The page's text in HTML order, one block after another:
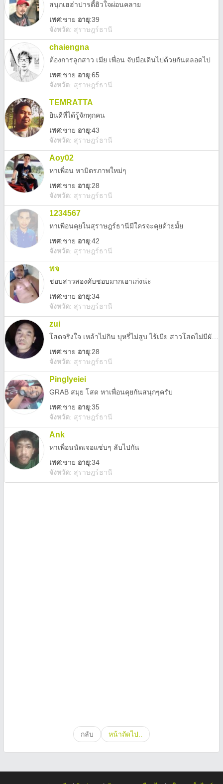
สนุกเฮฮ่าปารตี้ฮิวใจผ่อนคลาย
เพศ:ชาย อายุ:39
จังหวัด: สุราษฎร์ธานี
chaiengna
ต้องการลูกสาว​ เมีย​ เพื่อน​ จับมือเดินไปด้วยกันตลอดไป
เพศ:ชาย อายุ:65
จังหวัด: สุราษฎร์ธานี
TEMRATTA
ยินดีที่ได้รู้จักทุกคน
เพศ:ชาย อายุ:43
จังหวัด: สุราษฎร์ธานี
Aoy02
หาเพื่อน หามิตรภาพใหม่ๆ
เพศ:ชาย อายุ:28
จังหวัด: สุราษฎร์ธานี
1234567
หาเพือนคุยในสุราษฎร์ธานีมีใครจะคุยด้วยมั้ย
เพศ:ชาย อายุ:42
จังหวัด: สุราษฎร์ธานี
พจ
ชอบสาวสองคับชอบมากเอาเก่งน่ะ
เพศ:ชาย อายุ:34
จังหวัด: สุราษฎร์ธานี
zui
เพศ:ชาย อายุ:28
จังหวัด: สุราษฎร์ธานี
Pinglyeiei
GRAB สมุย โสด หาเพื่อนคุยกันสนุกๆครับ
เพศ:ชาย อายุ:35
จังหวัด: สุราษฎร์ธานี
Ank
หาเพื่อนนัดเจอแซ่บๆ ลับไปกัน
เพศ:ชาย อายุ:34
จังหวัด: สุราษฎร์ธานี
กลับ หน้าถัดไป..